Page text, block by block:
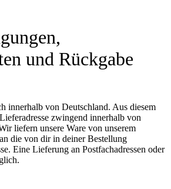
und Rückgabe
innerhalb von Deutschland. Aus diesem
zwingend innerhalb von
liefern unsere Ware von unserem
die von dir in deiner Bestellung
Eine Lieferung an Postfachadressen oder